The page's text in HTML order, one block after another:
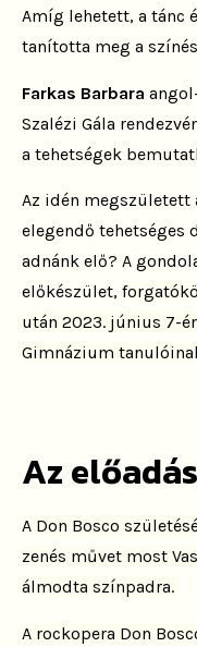
Amíg lehetett, a tánc
tanította meg a
Farkas Barbara
Szalézi Gála
a tehetségek
Az idén megszületett
elegendő tehetséges
adnánk elő? A
előkészület,
után 2023. június 7-
Gimnázium
Az előadás
A Don Bosco
zenés művet most
álmodta színpadra.
A rockopera Don